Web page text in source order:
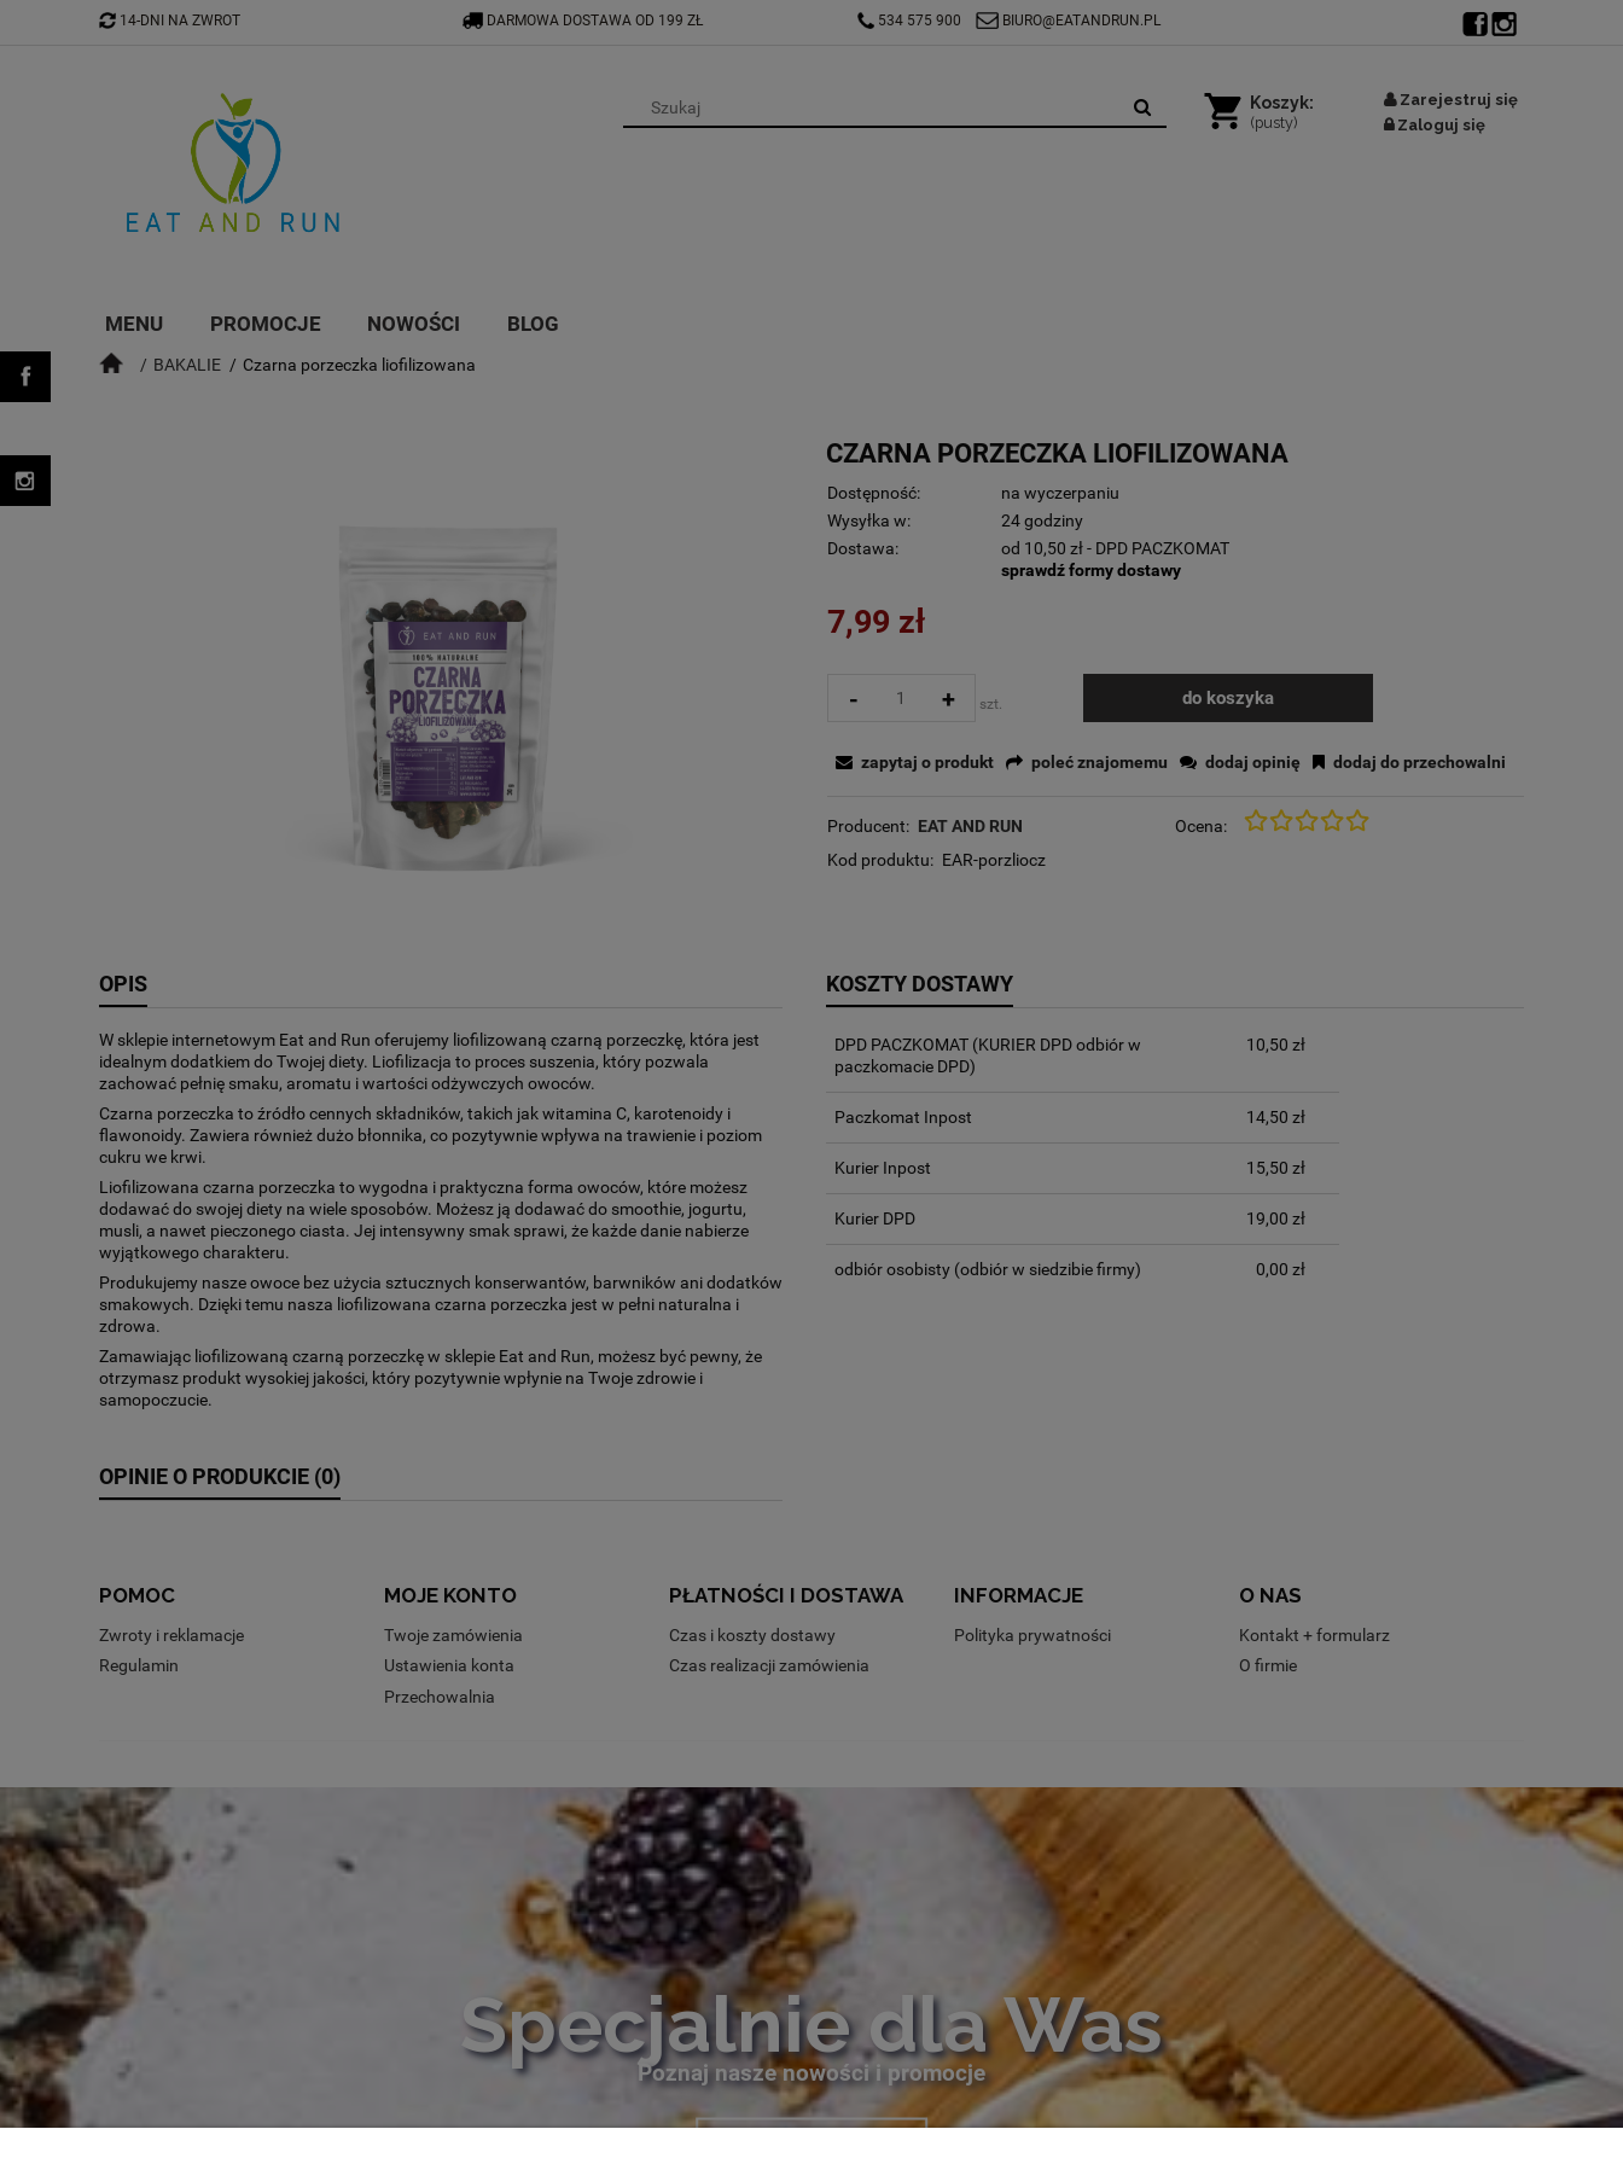
Zarejestruj się
Zaloguj się
Koszyk:
(pusty)
MENU PROMOCJE NOWOŚCI BLOG
BAKALIE Czarna porzeczka liofilizowana
14-DNI NA ZWROT DARMOWA DOSTAWA OD 199 ZŁ 534 575 900 BIURO@EATANDRUN.PL
CZARNA PORZECZKA LIOFILIZOWANA
Dostępność:
na wyczerpaniu
Wysyłka w:
24 godziny
Dostawa:
od 10,50 zł- DPD PACZKOMAT
sprawdź formy dostawy
7,99 zł
- + szt. do koszyka
Ocena:
Producent: EAT AND RUN
Kod produktu: EAR-porzliocz
zapytaj o produkt poleć znajomemu dodaj opinię dodaj do przechowalni
OPIS
W sklepie internetowym Eat and Run oferujemy liofilizowaną czarną porzeczkę, która jest
idealnym dodatkiem do Twojej diety. Liofilizacja to proces suszenia, który pozwala
zachować pełnię smaku, aromatu i wartości odżywczych owoców.
Czarna porzeczka to źródło cennych składników, takich jak witamina C, karotenoidy i
flawonoidy. Zawiera również dużo błonnika, co pozytywnie wpływa na trawienie i poziom
cukru we krwi.
Liofilizowana czarna porzeczka to wygodna i praktyczna forma owoców, które możesz
dodawać do swojej diety na wiele sposobów. Możesz ją dodawać do smoothie, jogurtu,
musli, a nawet pieczonego ciasta. Jej intensywny smak sprawi, że każde danie nabierze
wyjątkowego charakteru.
Produkujemy nasze owoce bez użycia sztucznych konserwantów, barwników ani dodatków
smakowych. Dzięki temu nasza liofilizowana czarna porzeczka jest w pełni naturalna i
zdrowa.
Zamawiając liofilizowaną czarną porzeczkę w sklepie Eat and Run, możesz być pewny, że
otrzymasz produkt wysokiej jakości, który pozytywnie wpłynie na Twoje zdrowie i
samopoczucie.
KOSZTY DOSTAWY
DPD PACZKOMAT(KURIER DPD odbiór w
paczkomacie DPD)
10,50 zł
Paczkomat Inpost 14,50 zł
Kurier Inpost 15,50 zł
Kurier DPD 19,00 zł
odbiór osobisty(odbiór w siedzibie firmy) 0,00 zł
OPINIE O PRODUKCIE (0)
POMOC
Zwroty i reklamacje
Regulamin
MOJE KONTO
Twoje zamówienia
Ustawienia konta
Przechowalnia
PŁATNOŚCI I DOSTAWA
Czas i koszty dostawy
Czas realizacji zamówienia
INFORMACJE
Polityka prywatności
O NAS
Kontakt + formularz
O firmie
Specjalnie dla Was
Poznaj nasze nowości i promocje